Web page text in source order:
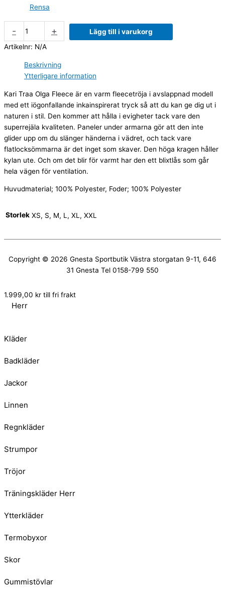
Rensa
- +
Lägg till i varukorg
Artikelnr: N/A
Beskrivning
Ytterligare information
Kari Traa Olga Fleece är en varm fleecetröja i avslappnad modell
med ett iögonfallande inkainspirerat tryck så att du kan ge dig ut i
naturen i stil. Den kommer att hålla i evigheter tack vare den
superrejäla kvaliteten. Paneler under armarna gör att den inte
glider upp om du slänger händerna i vädret, och tack vare
flatlocksömmarna är det inget som skaver. Den höga kragen håller
kylan ute. Och om det blir för varmt har den ett blixtlås som går
hela vägen för ventilation.
Huvudmaterial; 100% Polyester, Foder; 100% Polyester
Storlek XS, S, M, L, XL, XXL
Copyright © 2026 Gnesta Sportbutik Västra storgatan 9-11, 646
31 Gnesta Tel 0158-799 550
1.999,00 kr till fri frakt
Herr
Kläder
Badkläder
Jackor
Linnen
Regnkläder
Strumpor
Tröjor
Träningskläder Herr
Ytterkläder
Termobyxor
Skor
Gummistövlar